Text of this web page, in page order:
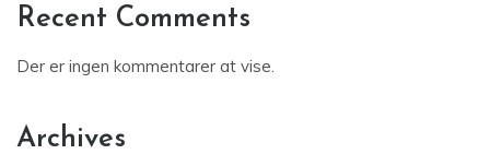
Recent Comments
Der er ingen kommentarer at vise.
Archives